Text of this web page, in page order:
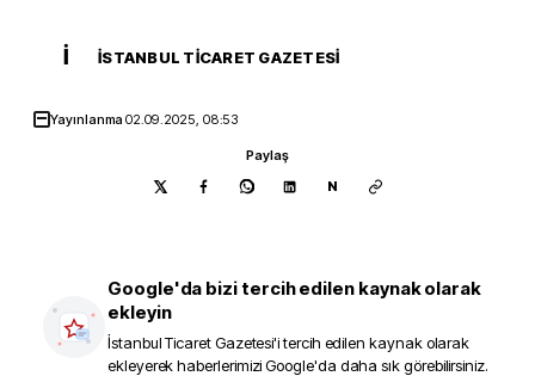
İ İSTANBUL TICARET GAZETESI
Yayınlanma02.09.2025, 08:53
Paylaş
N
Google'da bizi tercih edilen kaynak olarak
ekleyin
İstanbul Ticaret Gazetesi'i tercih edilen kaynak olarak
ekleyerek haberlerimizi Google'da daha sık görebilirsiniz.